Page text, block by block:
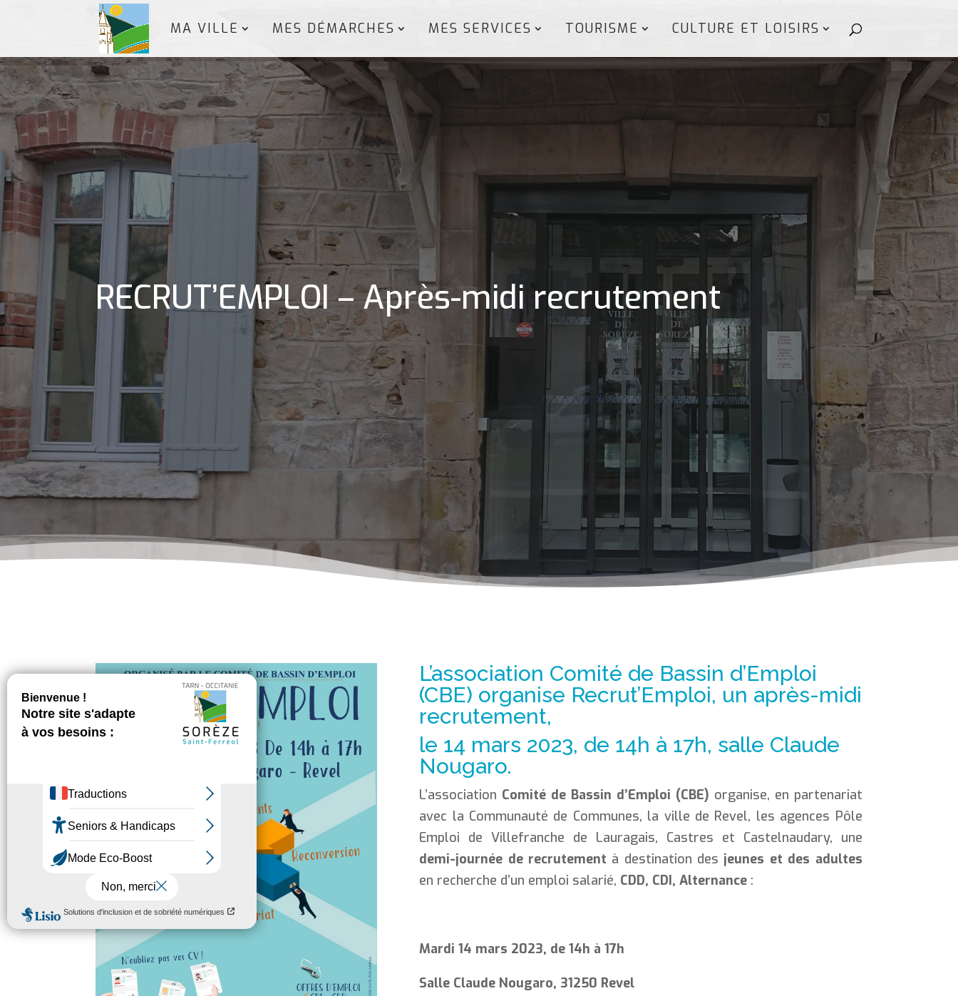
MA VILLE MES DÉMARCHES MES SERVICES TOURISME CULTURE ET LOISIRS
RECRUT’EMPLOI – Après-midi recrutement
L’association Comité de Bassin d’Emploi
(CBE) organise Recrut’Emploi, un après-midi
recrutement,
le 14 mars 2023, de 14h à 17h, salle Claude
Nougaro.
L’association Comité de Bassin d’Emploi (CBE) organise, en partenariat
avec la Communauté de Communes, la ville de Revel, les agences Pôle
Emploi de Villefranche de Lauragais, Castres et Castelnaudary, une
demi-journée de recrutement à destination des jeunes et des adultes
en recherche d’un emploi salarié, CDD, CDI, Alternance :
Mardi 14 mars 2023, de 14h à 17h
Salle Claude Nougaro, 31250 Revel